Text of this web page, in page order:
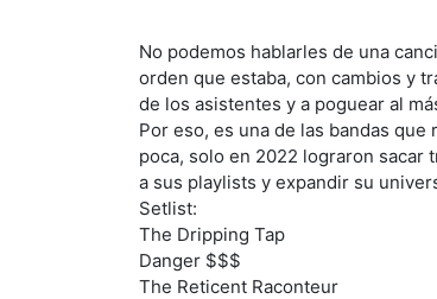
No podemos hablarles de una
orden que estaba, con cambios y
de los asistentes y a poguear al
Por eso, es una de las bandas
poca, solo en 2022 lograron sacar
a sus playlists y expandir su
Setlist:
The Dripping Tap
Danger $$$
The Reticent Raconteur